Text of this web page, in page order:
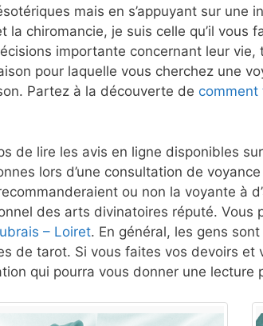
mais en s’appuyant sur une
la chiromancie, je suis celle qu’il vous
importante concernant leur vie,
pour laquelle vous cherchez une
Partez à la découverte de comment
de lire les avis en ligne disponibles
lors d’une consultation de
ou non la voyante à
des arts divinatoires réputé. Vous
– Loiret. En général, les gens
de tarot. Si vous faites vos devoirs et
qui pourra vous donner une lecture